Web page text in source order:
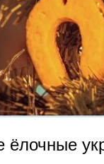
ёлочные